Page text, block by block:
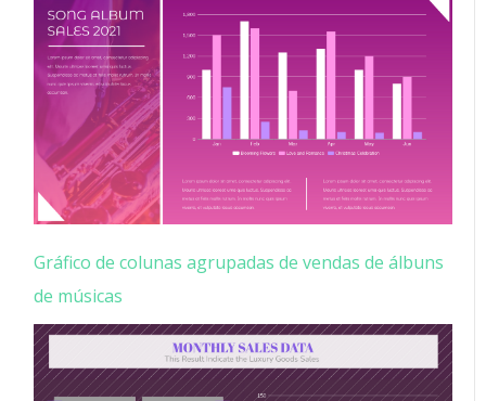
Gráfico de colunas agrupadas de vendas de álbuns
de músicas